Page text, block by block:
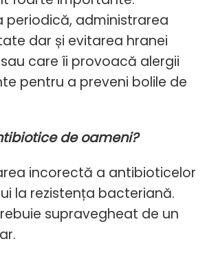
periodică, administrarea
dar și evitarea hranei
care îi provoacă alergii
pentru a preveni bolile de
de oameni?
incorectă a antibioticelor
la rezistența bacteriană.
supravegheat de un